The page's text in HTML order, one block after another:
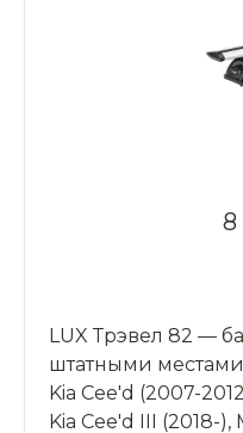
8
LUX Трэвел 82 —
штатными местами
Kia Cee'd (2007-
Kia Cee'd III (2018-